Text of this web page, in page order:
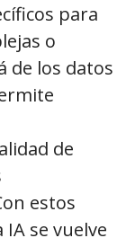
para
o
de los datos
de
estos
se vuelve